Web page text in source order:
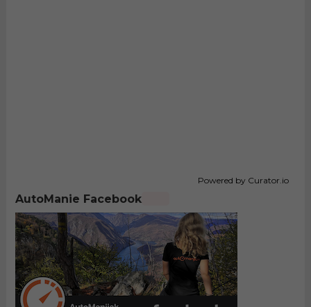
Powered by Curator.io
AutoManie Facebook